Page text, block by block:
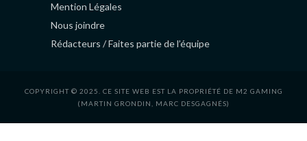
Mention Légales
Nous joindre
Rédacteurs / Faites partie de l’équipe
COPYRIGHT © 2025. CE SITE WEB EST LA PROPRIÉTÉ DE M2 GAMING
(MARTIN GRONDIN, MARC DESGAGNÉS)